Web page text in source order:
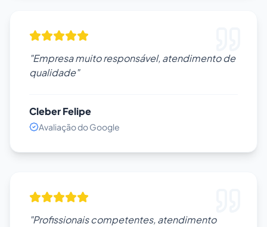
"Empresa muito responsável, atendimento de
qualidade"
Cleber Felipe
Avaliação do Google
"Profissionais competentes, atendimento